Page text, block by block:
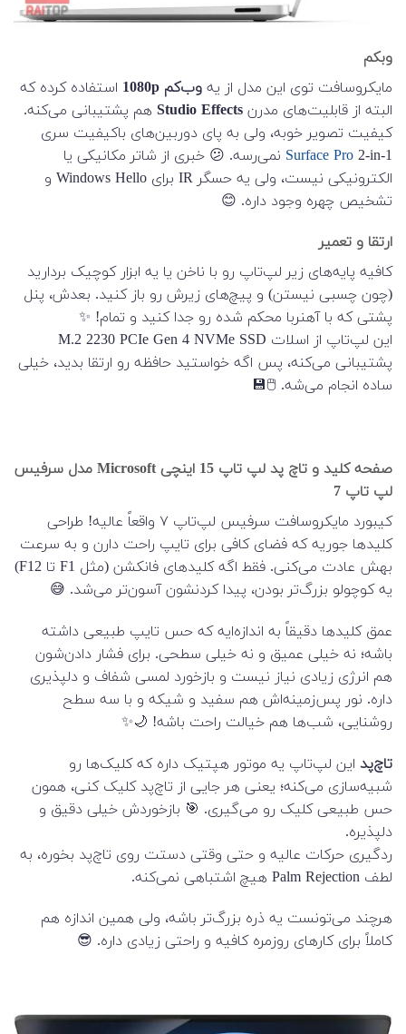
وبکم
مایکروسافت توی این مدل از یه وب‌کم 1080p
استفاده کرده که
البته از قابلیت‌های مدرن Studio Effects هم پشتیبانی می‌کنه.
کیفیت تصویر خوبه، ولی به پای دوربین‌های باکیفیت سری
Surface Pro 2-in-1 نمی‌رسه. 😕 خبری از شاتر مکانیکی یا
الکترونیکی نیست، ولی یه حسگر IR برای Windows Hello و
تشخیص چهره وجود داره. 😊
ارتقا و تعمیر
کافیه پایه‌های زیر لپ‌تاپ رو با ناخن یا یه ابزار کوچیک بردارید
(چون چسبی نیستن) و پیچ‌های زیرش رو باز کنید. بعدش، پنل
پشتی که با آهنربا محکم شده رو جدا کنید و تمام! ✨
این لپ‌تاپ از اسلات M.2 2230 PCIe Gen 4 NVMe SSD
پشتیبانی می‌کنه، پس اگه خواستید حافظه رو ارتقا بدید، خیلی
ساده انجام می‌شه. 🖱️💾
صفحه کلید و تاچ پد لپ تاپ 15 اینچی Microsoft مدل سرفیس
لپ تاپ 7
کیبورد مایکروسافت سرفیس لپ‌تاپ ۷ واقعاً عالیه! طراحی
کلیدها جوریه که فضای کافی برای تایپ راحت دارن و به سرعت
بهش عادت می‌کنی. فقط اگه کلیدهای فانکشن (مثل F1 تا F12)
یه کوچولو بزرگ‌تر بودن، پیدا کردنشون آسون‌تر می‌شد. 😅
عمق کلیدها دقیقاً به اندازه‌ایه که حس تایپ طبیعی داشته
باشه؛ نه خیلی عمیق و نه خیلی سطحی. برای فشار دادن‌شون
هم انرژی زیادی نیاز نیست و بازخورد لمسی شفاف و دلپذیری
داره. نور پس‌زمینه‌اش هم سفید و شیکه و با سه سطح
روشنایی، شب‌ها هم خیالت راحت باشه! 🌙✨
تاچ‌پد این لپ‌تاپ یه موتور هپتیک داره که کلیک‌ها رو
شبیه‌سازی می‌کنه؛ یعنی هر جایی از تاچ‌پد کلیک کنی، همون
حس طبیعی کلیک رو می‌گیری. 🎯 بازخوردش خیلی دقیق و
دلپذیره.
ردگیری حرکات عالیه و حتی وقتی دستت روی تاچ‌پد بخوره، به
لطف Palm Rejection هیچ اشتباهی نمی‌کنه.
هرچند می‌تونست یه ذره بزرگ‌تر باشه، ولی همین اندازه هم
کاملاً برای کارهای روزمره کافیه و راحتی زیادی داره. 😎